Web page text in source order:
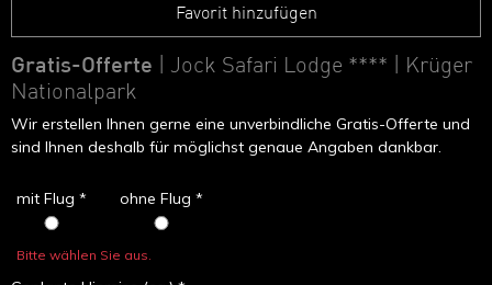
Favorit hinzufügen
Gratis-Offerte | Jock Safari Lodge ****
| Krüger
Nationalpark
Wir erstellen Ihnen gerne eine unverbindliche Gratis-Offerte und
sind Ihnen deshalb für möglichst genaue Angaben dankbar.
mit Flug * ohne Flug *
Bitte wählen Sie aus.